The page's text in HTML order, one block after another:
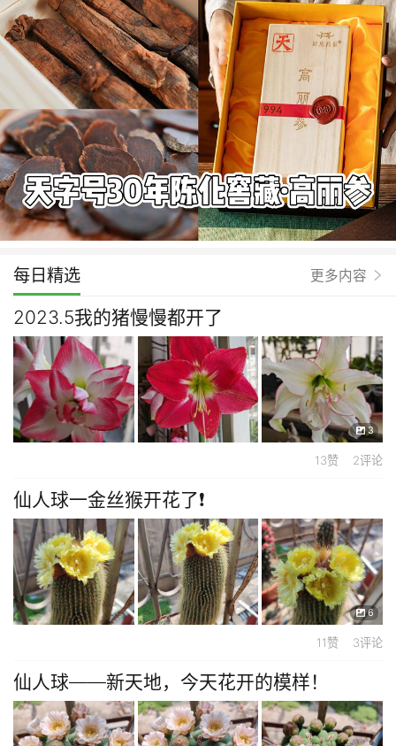
每日精选 更多内容
2023.5我的猪慢慢都开了
3
13赞 2评论
仙人球一金丝猴开花了❗
6
11赞 3评论
仙人球——新天地，今天花开的模样！